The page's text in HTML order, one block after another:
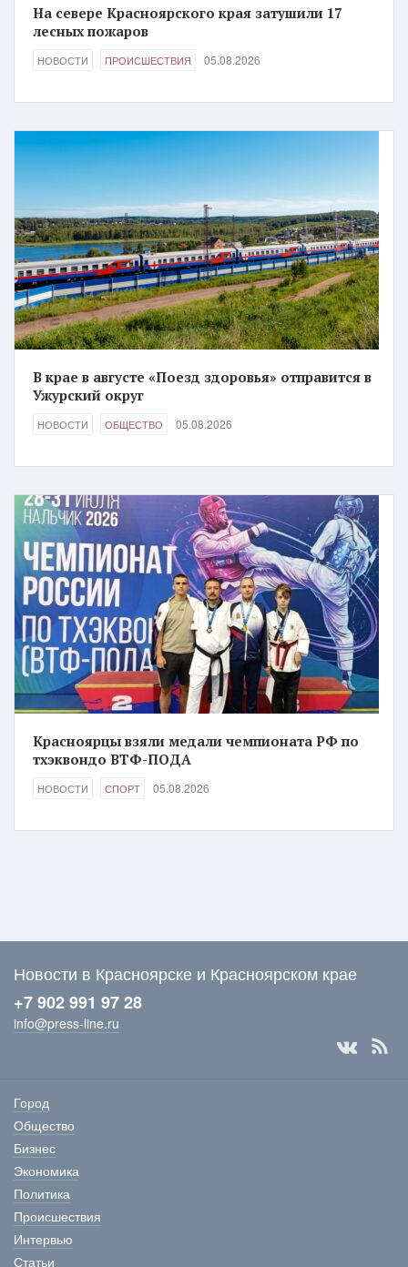
На севере Красноярского края затушили 17
лесных пожаров
НОВОСТИ ПРОИСШЕСТВИЯ 05.08.2026
В крае в августе «Поезд здоровья» отправится в
Ужурский округ
НОВОСТИ ОБЩЕСТВО 05.08.2026
Красноярцы взяли медали чемпионата РФ по
тхэквондо ВТФ-ПОДА
НОВОСТИ СПОРТ 05.08.2026
Новости в Красноярске и Красноярском крае
+7 902 991 97 28
info@press-line.ru
Город
Общество
Бизнес
Экономика
Политика
Происшествия
Интервью
Статьи